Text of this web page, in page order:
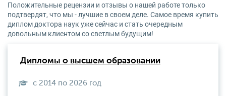
Положительные рецензии и отзывы о нашей работе только
подтвердят, что мы - лучшие в своем деле. Самое время купить
диплом доктора наук уже сейчас и стать очередным
довольным клиентом со светлым будущим!
Дипломы о высшем образовании
с 2014 по 2026 год